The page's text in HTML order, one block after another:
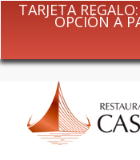
TARJETA
OPCIÓN A